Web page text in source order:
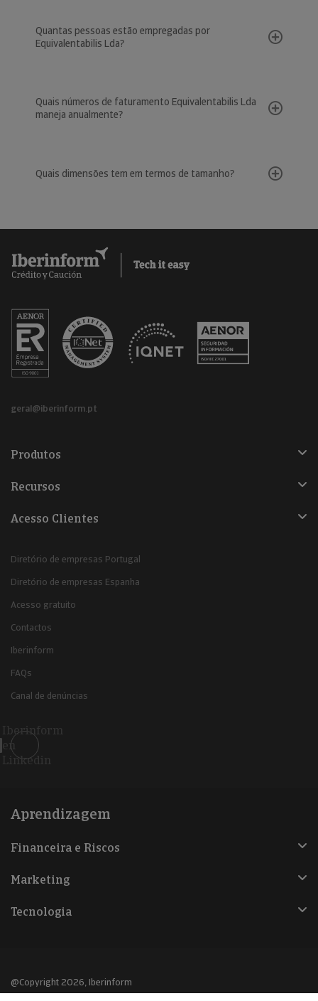
Quantas pessoas estão empregadas por
Equivalentabilis Lda?
Quais números de faturamento Equivalentabilis Lda
maneja anualmente?
Quais dimensões tem em termos de tamanho?
geral@iberinform.pt
Produtos
Recursos
Acesso Clientes
Diretório de empresas Portugal
Diretório de empresas Espanha
Acesso gratuito
Contactos
Iberinform
FAQs
Canal de denúncias
Iberinform
en
Linkedin
Aprendizagem
Financeira e Riscos
Marketing
Tecnologia
@Copyright 2026, Iberinform